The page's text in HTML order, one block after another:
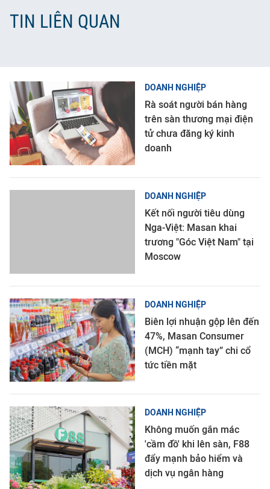
TIN LIÊN QUAN
DOANH NGHIỆP
Rà soát người bán hàng
trên sàn thương mại điện
tử chưa đăng ký kinh
doanh
DOANH NGHIỆP
Kết nối người tiêu dùng
Nga-Việt: Masan khai
trương "Góc Việt Nam" tại
Moscow
DOANH NGHIỆP
Biên lợi nhuận gộp lên đến
47%, Masan Consumer
(MCH) “mạnh tay” chi cổ
tức tiền mặt
DOANH NGHIỆP
Không muốn gắn mác
'cầm đồ' khi lên sàn, F88
đẩy mạnh bảo hiểm và
dịch vụ ngân hàng